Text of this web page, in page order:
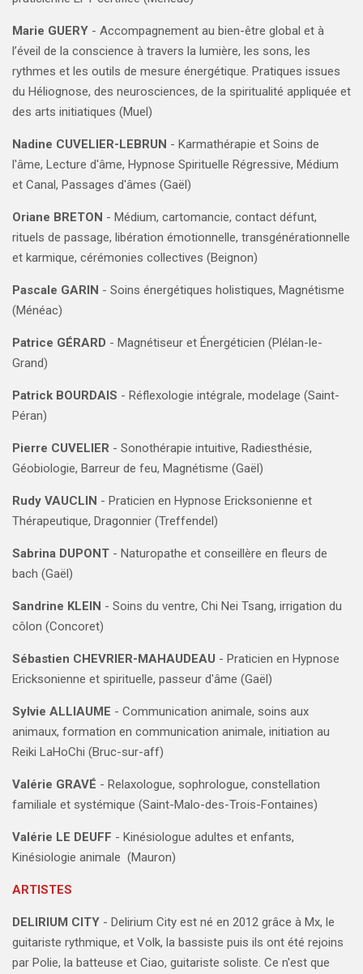
Marie GUERY - Accompagnement au bien-être global et à
l’éveil de la conscience à travers la lumière, les sons, les
rythmes et les outils de mesure énergétique. Pratiques issues
du Héliognose, des neurosciences, de la spiritualité appliquée et
des arts initiatiques (Muel)
Nadine CUVELIER-LEBRUN - Karmathérapie et Soins de
l'âme, Lecture d'âme, Hypnose Spirituelle Régressive, Médium
et Canal, Passages d'âmes (Gaël)
Oriane BRETON - Médium, cartomancie, contact défunt,
rituels de passage, libération émotionnelle, transgénérationnelle
et karmique, cérémonies collectives (Beignon)
Pascale GARIN - Soins énergétiques holistiques, Magnétisme
(Ménéac)
Patrice GÉRARD - Magnétiseur et Énergéticien (Plélan-le-
Grand)
Patrick BOURDAIS - Réflexologie intégrale, modelage (Saint-
Péran)
Pierre CUVELIER - Sonothérapie intuitive, Radiesthésie,
Géobiologie, Barreur de feu, Magnétisme (Gaël)
Rudy VAUCLIN - Praticien en Hypnose Ericksonienne et
Thérapeutique, Dragonnier (Treffendel)
Sabrina DUPONT - Naturopathe et conseillère en fleurs de
bach (Gaël)
Sandrine KLEIN - Soins du ventre, Chi Nei Tsang, irrigation du
côlon (Concoret)
Sébastien CHEVRIER-MAHAUDEAU - Praticien en Hypnose
Ericksonienne et spirituelle, passeur d'âme (Gaël)
Sylvie ALLIAUME - ​​Communication animale, soins aux
animaux, formation en communication animale, initiation au
Reiki LaHoChi (Bruc-sur-aff)
Valérie GRAVÉ - Relaxologue, sophrologue, constellation
familiale et systémique (Saint-Malo-des-Trois-Fontaines)
Valérie LE DEUFF - Kinésiologue adultes et enfants,
Kinésiologie animale (Mauron)
ARTISTES
DELIRIUM CITY - Delirium City est né en 2012 grâce à Mx, le
guitariste rythmique, et Volk, la bassiste puis ils ont été rejoins
par Polie, la batteuse et Ciao, guitariste soliste. Ce n'est que